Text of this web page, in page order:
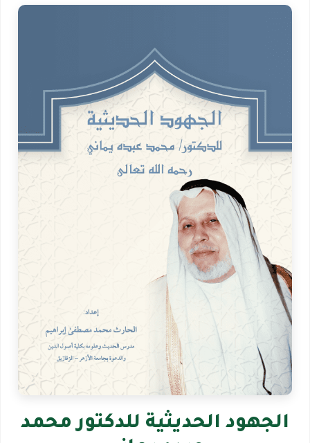
الجهود الحديثية للدكتور محمد